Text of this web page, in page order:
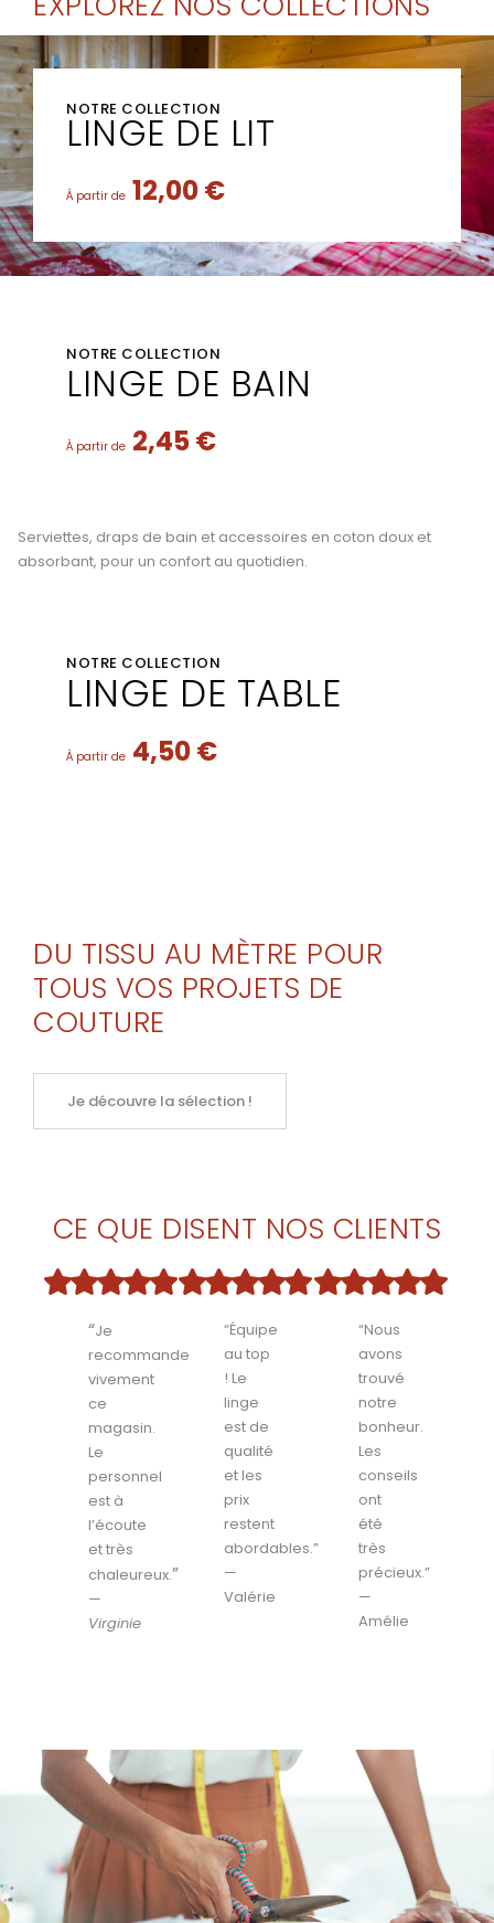
NOTRE COLLECTION
LINGE DE LIT
À partir de 12,00 €
NOTRE COLLECTION
LINGE DE BAIN
À partir de 2,45 €
Serviettes, draps de bain et accessoires en coton doux et
absorbant, pour un confort au quotidien.
NOTRE COLLECTION
LINGE DE TABLE
À partir de 4,50 €
DU TISSU AU MÈTRE POUR
TOUS VOS PROJETS DE
COUTURE
Je découvre la sélection !
CE QUE DISENT NOS CLIENTS
“Je
recommande
vivement
ce
magasin.
Le
personnel
est à
l’écoute
et très
chaleureux.”
—
Virginie
“Équipe
au top
! Le
linge
est de
qualité
et les
prix
restent
abordables.”
—
Valérie
“Nous
avons
trouvé
notre
bonheur.
Les
conseils
ont
été
très
précieux.”
—
Amélie